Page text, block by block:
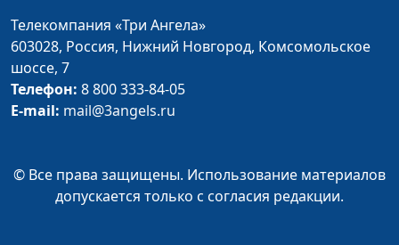
Три удовольствия
Сергеев, Надя Малышева
Бутерброды с
чесноком
Малышева, Витя Калягин
(зима)
Малышева, Витя Калягин
(весна)
Телекомпания «Три Ангела»
603028, Россия, Нижний Новгород, Комсомольское
шоссе, 7
Телефон: 8 800 333-84-05
E-mail: mail@3angels.ru
© Все права защищены. Использование материалов
допускается только с согласия редакции.